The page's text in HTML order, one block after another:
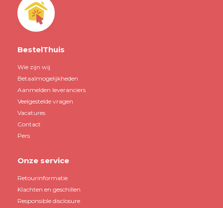
BestelThuis
Wie zijn wij
Betaalmogelijkheden
Aanmelden leveranciers
Veelgestelde vragen
Vacatures
Contact
Pers
Onze service
Retourinformatie
Klachten en geschillen
Responsible disclosure